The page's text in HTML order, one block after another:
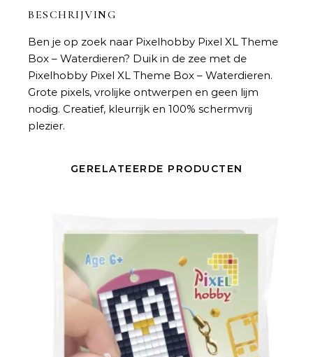
BESCHRIJVING
Ben je op zoek naar Pixelhobby Pixel XL Theme
Box – Waterdieren? Duik in de zee met de
Pixelhobby Pixel XL Theme Box – Waterdieren.
Grote pixels, vrolijke ontwerpen en geen lijm
nodig. Creatief, kleurrijk en 100% schermvrij
plezier.
GERELATEERDE PRODUCTEN